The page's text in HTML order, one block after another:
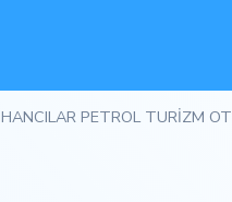
HANCILAR PETROL TURİZM